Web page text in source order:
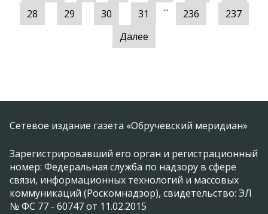
28
29 30 31 ... 236
237
Далее
Сетевое издание газета «Обручевский меридиан»
Зарегистрировавший его орган и регистрационный
номер: Федеральная служба по надзору в сфере
связи, информационных технологий и массовых
коммуникаций (Роскомнадзор), свидетельство: ЭЛ
№ ФС 77 - 60747 от 11.02.2015